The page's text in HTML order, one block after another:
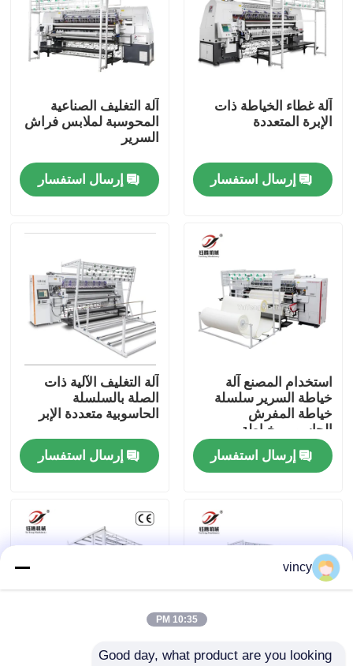
فيديوهات
جولة في المعمل
رقابة جودة
اطلب اقتباس
آلة خياطة اللحف متعددة الإبر المحوسبة
آلة غطاء الخياطة ذات
الإبرة المتعددة
إرسال استفسار
آلة التغليف الصناعية
المحوسبة لملابس فراش
السرير
إرسال استفسار
استخدام المصنع آلة
خياطة السرير سلسلة
خياطة المفرش
الحاسوبي خياطة
المفرش غطاء آلة
إرسال استفسار
آلة التغليف الآلية ذات
الصلة بالسلسلة
الحاسوبية متعددة الإبر
إرسال استفسار
آلة التغليف ذات الإبرة آلة التغليف متعددة الإبر
vincy
10:35 PM
Good day, what product are you looking